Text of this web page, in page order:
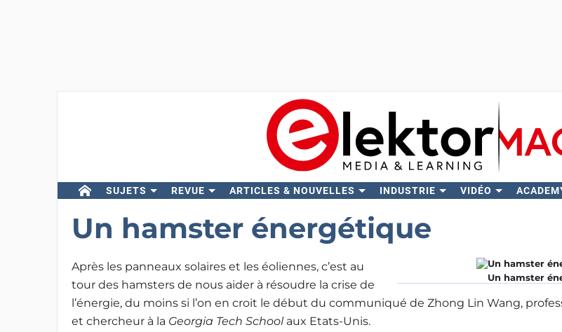
SUJETS REVUE ARTICLES & NOUVELLES INDUSTRIE VIDÉO
Un hamster énergétique
Un hamster
Après les panneaux solaires et les éoliennes, c’est au
tour des hamsters de nous aider à résoudre la crise de
l’énergie, du moins si l’on en croit le début du communiqué de Zhong Lin Wang,
et chercheur à la Georgia Tech School aux Etats-Unis.